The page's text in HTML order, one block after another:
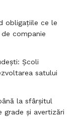
obligațiile ce le
companie
Școli
satului
la sfârșitul
grade și avertizări